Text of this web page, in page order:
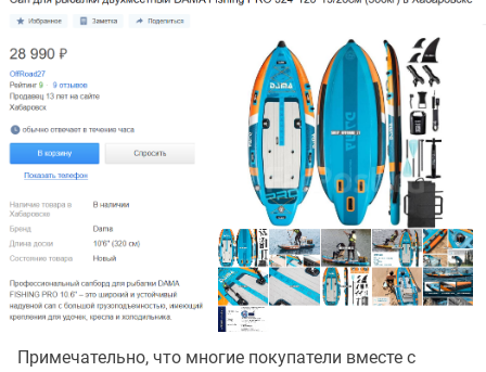
Примечательно, что многие покупатели вместе с